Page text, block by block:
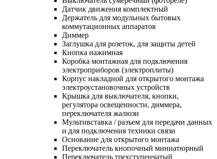
Датчик движения комплектный
Держатель для модульных бытовых
коммутационных аппаратов
Диммер
Заглушка для розеток, для защиты детей
Кнопка нажимная
Коробка монтажная для подключения
электроприборов (электроплиты)
Корпус накладной для открытого монтажа
электроустановочных устройств
Крышка для выключателя, кнопки,
регулятора освещенности, диммера,
переключателя жалюзи
Мультивставка / разъем для передачи данных
и для подключения техники связи
Основание для открытого монтажа
Переключатель кнопочный миниатюрный
Переключатель трехступенчатый